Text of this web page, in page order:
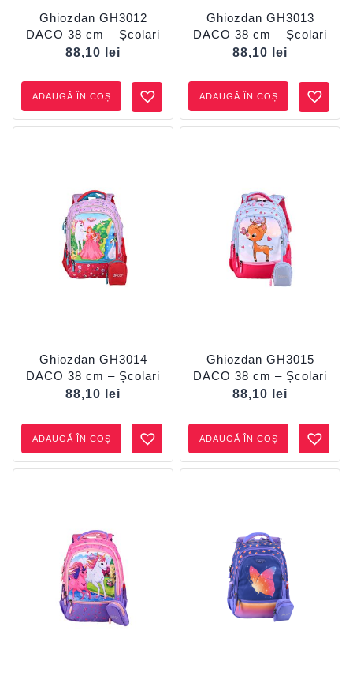
Ghiozdan GH3012
DACO 38 cm – Școlari
88,10
lei
ADAUGĂ ÎN COȘ
Ghiozdan GH3013
DACO 38 cm – Școlari
88,10
lei
ADAUGĂ ÎN COȘ
Ghiozdan GH3014
DACO 38 cm – Școlari
88,10
lei
ADAUGĂ ÎN COȘ
Ghiozdan GH3015
DACO 38 cm – Școlari
88,10
lei
ADAUGĂ ÎN COȘ